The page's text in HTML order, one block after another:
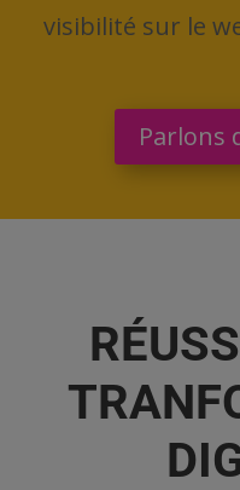
visibilité sur le
Parlons